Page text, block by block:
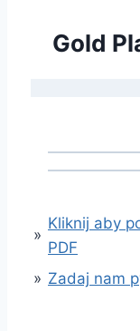
»
Kliknij aby
PDF
» Zadaj nam